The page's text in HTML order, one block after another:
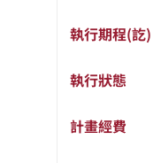
執行期程(訖)
執行狀態
計畫經費